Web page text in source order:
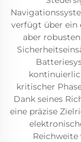
verfügt über ein
aber
kritischer
Dank seines
eine präzise
Reichweite